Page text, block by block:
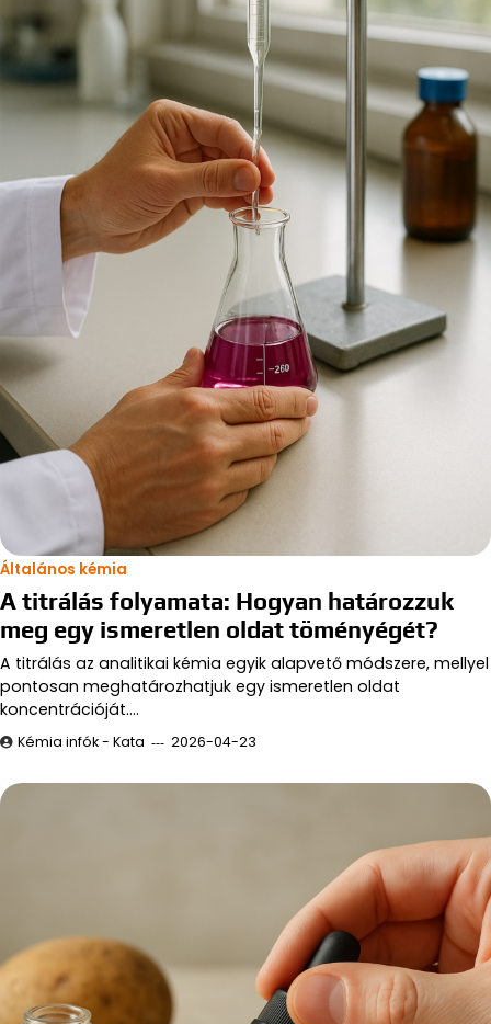
Általános kémia
A titrálás folyamata: Hogyan határozzuk
meg egy ismeretlen oldat töményégét?
A titrálás az analitikai kémia egyik alapvető módszere, mellyel
pontosan meghatározhatjuk egy ismeretlen oldat
koncentrációját.…
Kémia infók - Kata 2026-04-23